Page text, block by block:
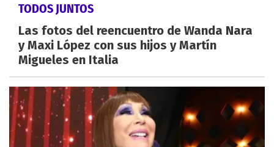
TODOS JUNTOS
Las fotos del reencuentro de Wanda Nara
y Maxi López con sus hijos y Martín
Migueles en Italia